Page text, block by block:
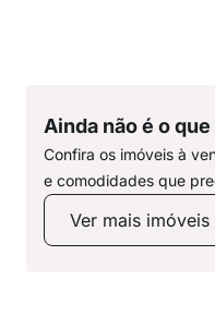
Ainda não é o
Confira os imóveis à
e comodidades que
Ver mais imóveis